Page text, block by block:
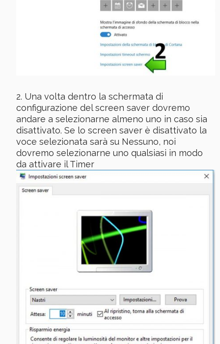
Una volta dentro la schermata di
configurazione del screen saver dovremo
andare a selezionarne almeno uno in caso sia
disattivato. Se lo screen saver è disattivato la
voce selezionata sarà su Nessuno, noi
dovremo selezionarne uno qualsiasi in modo
da attivare il Timer